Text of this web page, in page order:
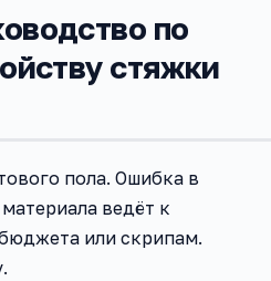
по
стяжки
пола. Ошибка в
ведёт к
или скрипам.